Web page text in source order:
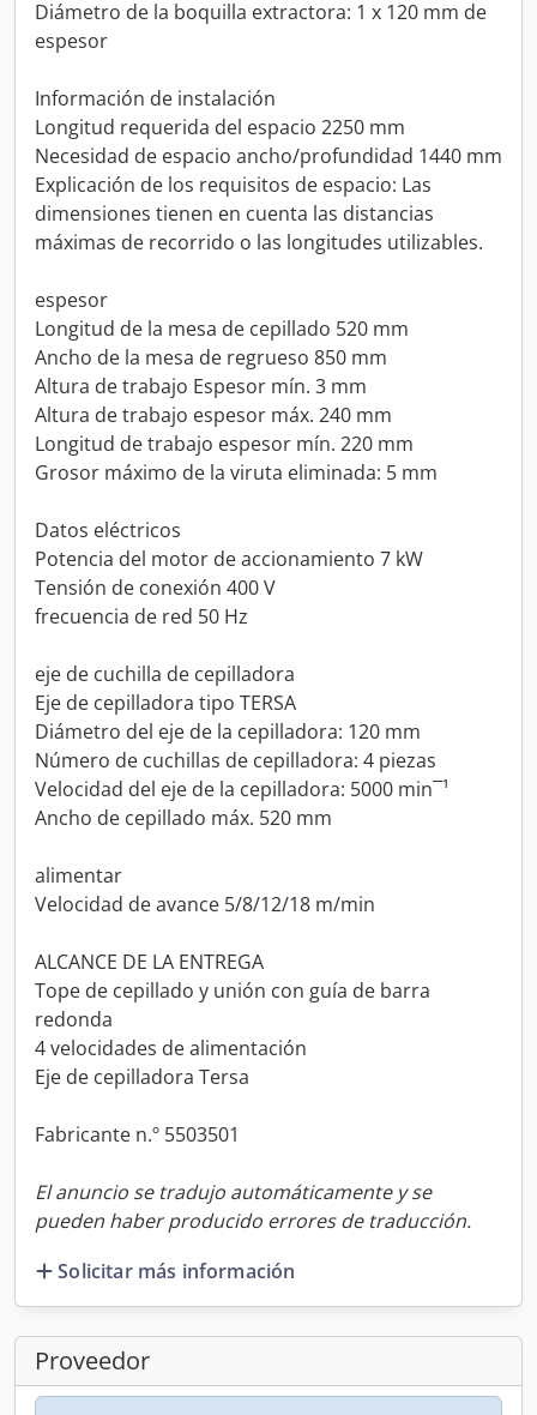
Diámetro de la boquilla extractora: 1 x 120 mm de
espesor
Información de instalación
Longitud requerida del espacio 2250 mm
Necesidad de espacio ancho/profundidad 1440 mm
Explicación de los requisitos de espacio: Las
dimensiones tienen en cuenta las distancias
máximas de recorrido o las longitudes utilizables.
espesor
Longitud de la mesa de cepillado 520 mm
Ancho de la mesa de regrueso 850 mm
Altura de trabajo Espesor mín. 3 mm
Altura de trabajo espesor máx. 240 mm
Longitud de trabajo espesor mín. 220 mm
Grosor máximo de la viruta eliminada: 5 mm
Datos eléctricos
Potencia del motor de accionamiento 7 kW
Tensión de conexión 400 V
frecuencia de red 50 Hz
eje de cuchilla de cepilladora
Eje de cepilladora tipo TERSA
Diámetro del eje de la cepilladora: 120 mm
Número de cuchillas de cepilladora: 4 piezas
Velocidad del eje de la cepilladora: 5000 min¯¹
Ancho de cepillado máx. 520 mm
alimentar
Velocidad de avance 5/8/12/18 m/min
ALCANCE DE LA ENTREGA
Tope de cepillado y unión con guía de barra
redonda
4 velocidades de alimentación
Eje de cepilladora Tersa
Fabricante n.º 5503501
El anuncio se tradujo automáticamente y se
pueden haber producido errores de traducción.
Solicitar más información
Proveedor